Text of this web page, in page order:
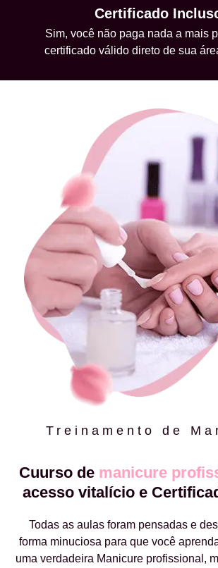
Certificado
Sim, você não paga nada a mais
certificado válido direto de sua
Treinamento de
Cuurso de manicure
acesso vitalício e
Todas as aulas foram pensadas e
forma minuciosa para que você
uma verdadeira Manicure profissional,